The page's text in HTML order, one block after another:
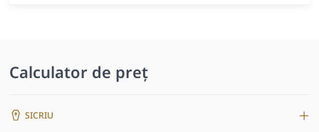
Calculator de preț
SICRIU